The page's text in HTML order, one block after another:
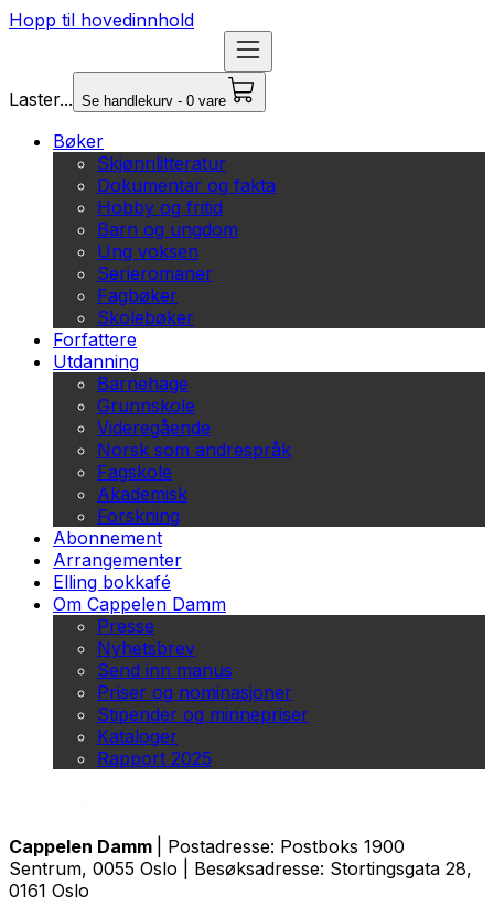
Hopp til hovedinnhold
Laster... Se handlekurv - 0 vare
Bøker
Skjønnlitteratur
Dokumentar og fakta
Hobby og fritid
Barn og ungdom
Ung voksen
Serieromaner
Fagbøker
Skolebøker
Forfattere
Utdanning
Barnehage
Grunnskole
Videregående
Norsk som andrespråk
Fagskole
Akademisk
Forskning
Abonnement
Arrangementer
Elling bokkafé
Om Cappelen Damm
Presse
Nyhetsbrev
Send inn manus
Priser og nominasjoner
Stipender og minnepriser
Kataloger
Rapport 2025
Cappelen Damm
| Postadresse: Postboks 1900
Sentrum, 0055 Oslo | Besøksadresse: Stortingsgata 28,
0161 Oslo